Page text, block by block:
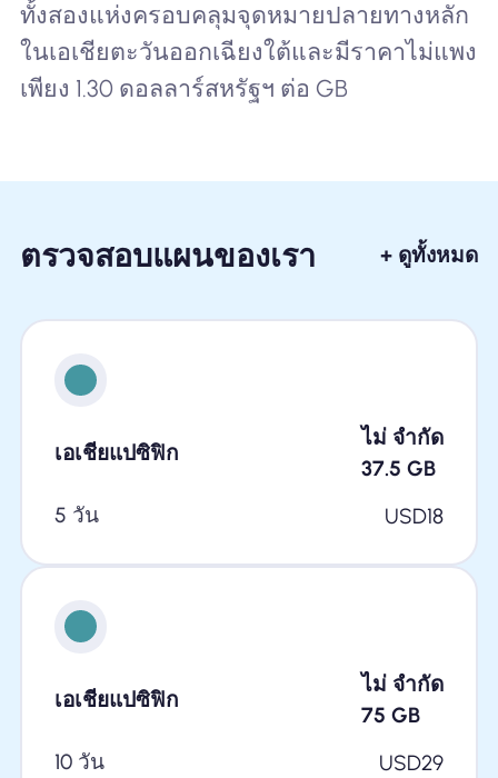
ทั้งสองแห่งครอบคลุมจุดหมายปลายทางหลัก
ในเอเชียตะวันออกเฉียงใต้และมีราคาไม่แพง
เพียง 1.30 ดอลลาร์สหรัฐฯ ต่อ GB
ตรวจสอบแผนของเรา + ดูทั้งหมด
เอเชียแปซิฟิก
ไม่ จำกัด
37.5 GB
5 วัน
USD18
เอเชียแปซิฟิก
ไม่ จำกัด
75 GB
10 วัน
USD29